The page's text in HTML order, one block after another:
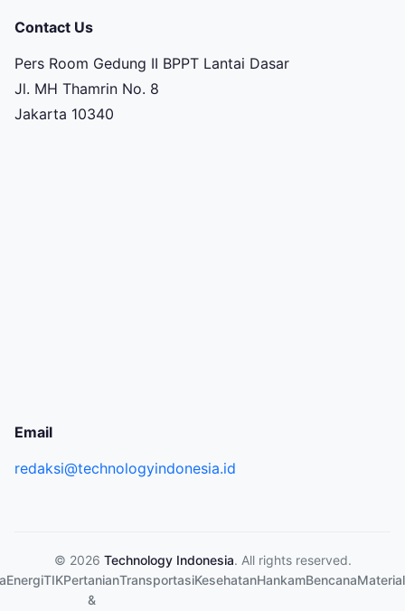
Contact Us
Pers Room Gedung II BPPT Lantai Dasar
Jl. MH Thamrin No. 8
Jakarta 10340
Email
redaksi@technologyindonesia.id
© 2026 Technology Indonesia. All rights reserved.
EnergiTIKPertanian
&
TransportasiKesehatanHankamBencanaMaterial